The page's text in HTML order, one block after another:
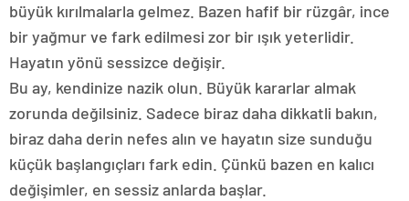
büyük kırılmalarla gelmez. Bazen hafif bir rüzgâr, ince
bir yağmur ve fark edilmesi zor bir ışık yeterlidir.
Hayatın yönü sessizce değişir.
Bu ay, kendinize nazik olun. Büyük kararlar almak
zorunda değilsiniz. Sadece biraz daha dikkatli bakın,
biraz daha derin nefes alın ve hayatın size sunduğu
küçük başlangıçları fark edin. Çünkü bazen en kalıcı
değişimler, en sessiz anlarda başlar.